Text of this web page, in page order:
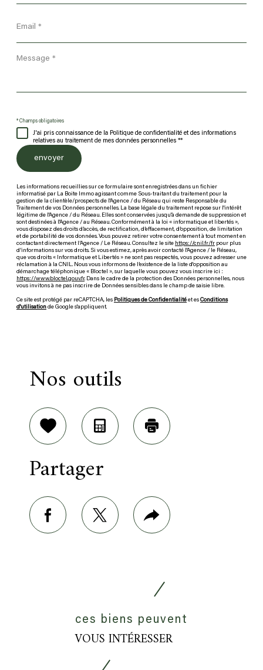
*
Message
* Champs obligatoires
J'ai pris connaissance de la Politique de confidentialité et des informations
relatives au traitement de mes données personnelles **
envoyer
Les informations recueillies sur ce formulaire sont enregistrées dans un fichier
informatisé par La Boite Immo agissant comme Sous-traitant du traitement pour la
gestion de la clientèle/prospects de l'Agence / du Réseau qui reste Responsable du
Traitement de vos Données personnelles. La base légale du traitement repose sur l'intérêt
légitime de l'Agence / du Réseau. Elles sont conservées jusqu'à demande de suppression et
sont destinées à l'Agence / au Réseau. Conformément à la loi « informatique et libertés »,
vous disposez des droits d’accès, de rectification, d’effacement, d’opposition, de limitation
et de portabilité de vos données. Vous pouvez retirer votre consentement à tout moment en
contactant directement l’Agence / Le Réseau. Consultez le site https://cnil.fr/fr pour plus
d’informations sur vos droits. Si vous estimez, après avoir contacté l'Agence / le Réseau,
que vos droits « Informatique et Libertés » ne sont pas respectés, vous pouvez adresser une
réclamation à la CNIL. Nous vous informons de l’existence de la liste d'opposition au
démarchage téléphonique « Bloctel », sur laquelle vous pouvez vous inscrire ici :
https://www.bloctel.gouv.fr. Dans le cadre de la protection des Données personnelles, nous
vous invitons à ne pas inscrire de Données sensibles dans le champ de saisie libre.
Ce site est protégé par reCAPTCHA, les Politiques de Confidentialité et es Conditions
d'utilisation de Google s'appliquent.
Nos outils
SélectionnerCalculatriceImprimer
Partager
facebooktwitter
Plus
de
ces biens peuvent
VOUS INTÉRESSER